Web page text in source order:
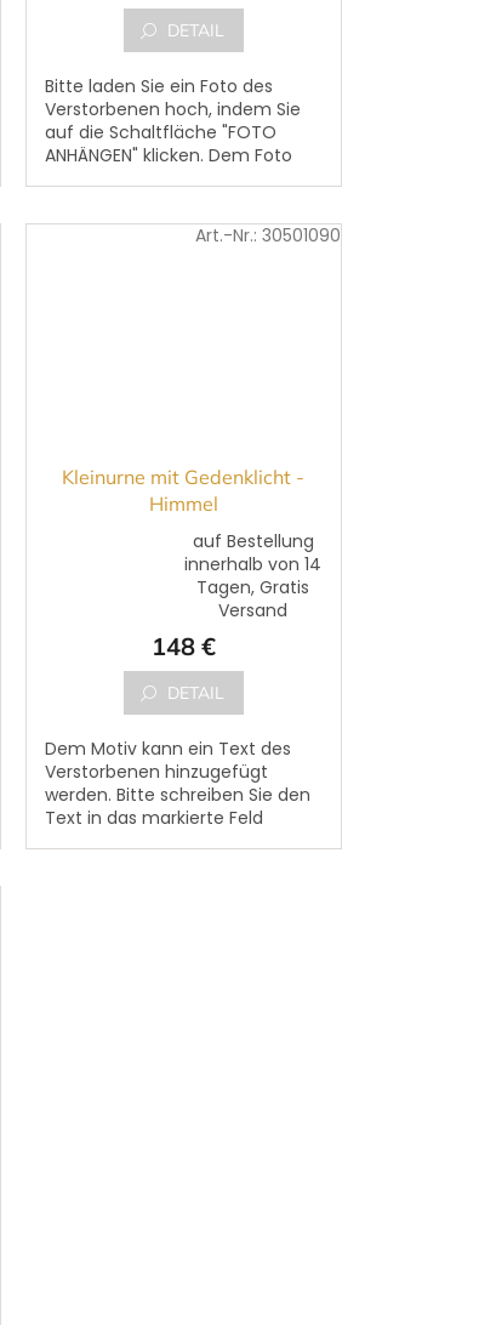
DETAIL
Bitte laden Sie ein Foto des
Verstorbenen hoch, indem Sie
auf die Schaltfläche "FOTO
ANHÄNGEN" klicken. Dem Foto
Kleinurne mit Gedenklicht -
Himmel
Sternen.
auf Bestellung
innerhalb von 14
Tagen, Gratis
Versand
148 €
DETAIL
Dem Motiv kann ein Text des
Verstorbenen hinzugefügt
werden. Bitte schreiben Sie den
Text in das markierte Feld
Art.-Nr.: 30501090